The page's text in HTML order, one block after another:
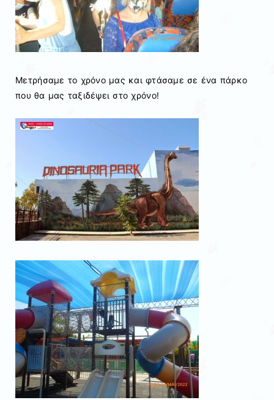
Μετρήσαμε το χρόνο μας και φτάσαμε σε ένα πάρκο
που θα μας ταξιδέψει στο χρόνο!